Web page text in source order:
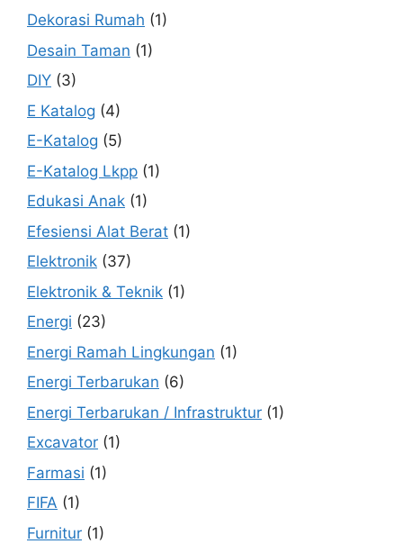
Dekorasi Rumah (1)
Desain Taman (1)
DIY (3)
E Katalog (4)
E-Katalog (5)
E-Katalog Lkpp (1)
Edukasi Anak (1)
Efesiensi Alat Berat (1)
Elektronik (37)
Elektronik & Teknik (1)
Energi (23)
Energi Ramah Lingkungan (1)
Energi Terbarukan (6)
Energi Terbarukan / Infrastruktur (1)
Excavator (1)
Farmasi (1)
FIFA (1)
Furnitur (1)